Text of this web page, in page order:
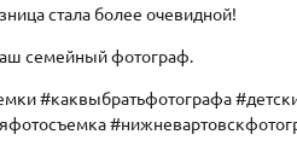
стала более очевидной!
семейный фотограф.
#каквыбратьфотографа